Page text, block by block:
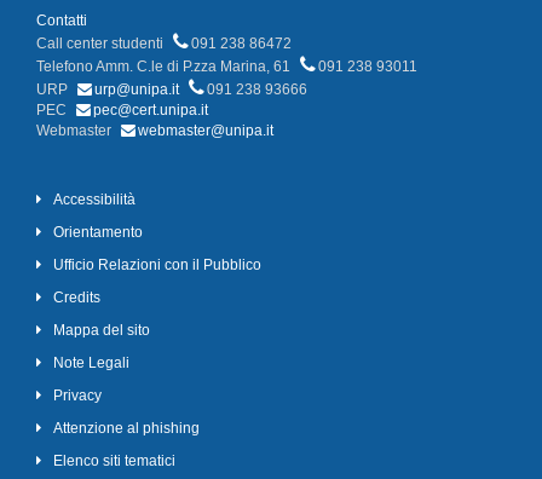
Contatti
Call center studenti
091 238 86472
Telefono Amm. C.le di P.zza Marina, 61
091 238 93011
URP
urp@unipa.it
091 238 93666
PEC
pec@cert.unipa.it
Webmaster
webmaster@unipa.it
Accessibilità
Orientamento
Ufficio Relazioni con il Pubblico
Credits
Mappa del sito
Note Legali
Privacy
Attenzione al phishing
Elenco siti tematici